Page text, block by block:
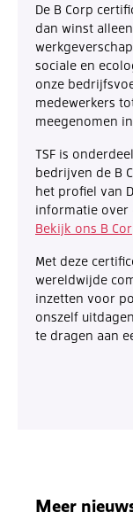
De B Corp
dan winst
sociale en
onze
medewerkers
meegenomen
TSF is
bedrijven de B
het profiel van
informatie over
Bekijk ons B
Met deze
wereldwijde
inzetten voor
onszelf
te dragen aan
Meer